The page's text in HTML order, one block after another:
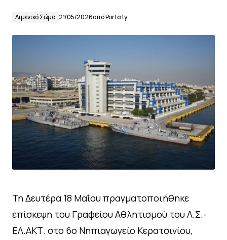
Λιμενικό Σώμα 21/05/2026απόPortcity
Τη Δευτέρα 18 Μαΐου πραγματοποιήθηκε
επίσκεψη του Γραφείου Αθλητισμού του Λ.Σ.-
ΕΛ.ΑΚΤ. στο 6ο Νηπιαγωγείο Κερατσινίου,